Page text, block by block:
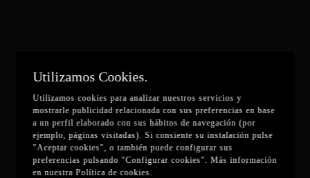
Utilizamos Cookies.
Utilizamos cookies para analizar nuestros servicios y
mostrarle publicidad relacionada con sus preferencias en base
a un perfil elaborado con sus hábitos de navegación (por
ejemplo, páginas visitadas). Si consiente su instalación pulse
"Aceptar cookies", o también puede configurar sus
preferencias pulsando "Configurar cookies". Más información
en nuestraPolítica de cookies.